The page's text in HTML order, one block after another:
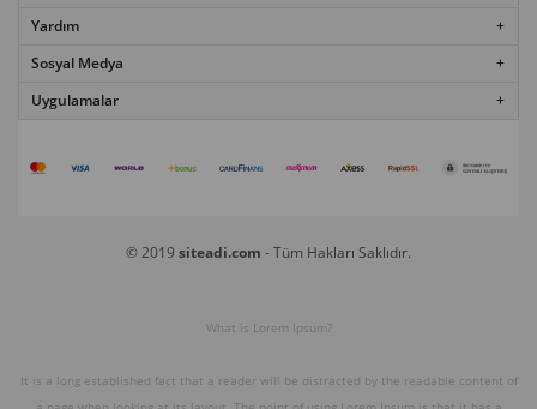
Yardım
Sosyal Medya
Uygulamalar
© 2019 siteadi.com - Tüm Hakları Saklıdır.
What is Lorem Ipsum?
It is a long established fact that a reader will be distracted by the readable content of